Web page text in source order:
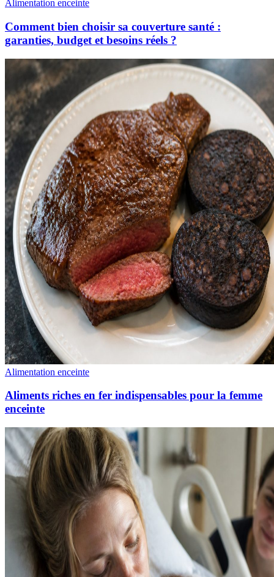
Alimentation enceinte
Comment bien choisir sa couverture santé :
garanties, budget et besoins réels ?
Alimentation enceinte
Aliments riches en fer indispensables pour la femme
enceinte